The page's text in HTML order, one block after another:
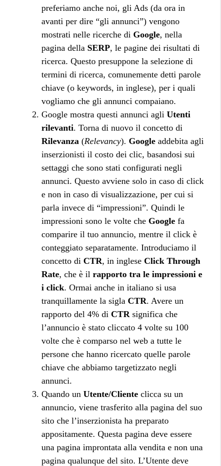
preferiamo anche noi, gli Ads (da ora in
avanti per dire “gli annunci”) vengono
mostrati nelle ricerche di Google, nella
pagina della SERP, le pagine dei risultati di
ricerca. Questo presuppone la selezione di
termini di ricerca, comunemente detti parole
chiave (o keywords, in inglese), per i quali
vogliamo che gli annunci compaiano.
Google mostra questi annunci agli Utenti
rilevanti. Torna di nuovo il concetto di
Rilevanza (Relevancy). Google addebita agli
inserzionisti il costo dei clic, basandosi sui
settaggi che sono stati configurati negli
annunci. Questo avviene solo in caso di click
e non in caso di visualizzazione, per cui si
parla invece di “impressioni”. Quindi le
impressioni sono le volte che Google fa
comparire il tuo annuncio, mentre il click è
conteggiato separatamente. Introduciamo il
concetto di CTR, in inglese Click Through
Rate, che è il rapporto tra le impressioni e
i click. Ormai anche in italiano si usa
tranquillamente la sigla CTR. Avere un
rapporto del 4% di CTRsignifica che
l’annuncio è stato cliccato 4 volte su 100
volte che è comparso nel web a tutte le
persone che hanno ricercato quelle parole
chiave che abbiamo targetizzato negli
annunci.
Quando un Utente/Cliente clicca su un
annuncio, viene trasferito alla pagina del suo
sito che l’inserzionista ha preparato
appositamente. Questa pagina deve essere
una pagina improntata alla vendita e non una
pagina qualunque del sito. L’Utente deve